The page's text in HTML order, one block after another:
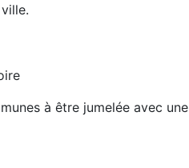
à être jumelée avec une